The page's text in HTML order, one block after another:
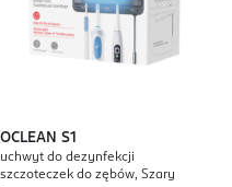
OCLEAN S1
uchwyt do dezynfekcji
szczoteczek do zębów, Szary